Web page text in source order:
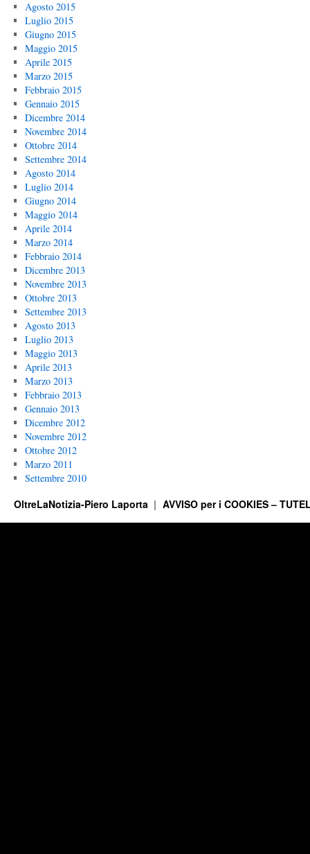
Agosto 2015
Luglio 2015
Giugno 2015
Maggio 2015
Aprile 2015
Marzo 2015
Febbraio 2015
Gennaio 2015
Dicembre 2014
Novembre 2014
Ottobre 2014
Settembre 2014
Agosto 2014
Luglio 2014
Giugno 2014
Maggio 2014
Aprile 2014
Marzo 2014
Febbraio 2014
Dicembre 2013
Novembre 2013
Ottobre 2013
Settembre 2013
Agosto 2013
Luglio 2013
Maggio 2013
Aprile 2013
Marzo 2013
Febbraio 2013
Gennaio 2013
Dicembre 2012
Novembre 2012
Ottobre 2012
Marzo 2011
Settembre 2010
OltreLaNotizia-Piero Laporta AVVISO per i COOKIES –